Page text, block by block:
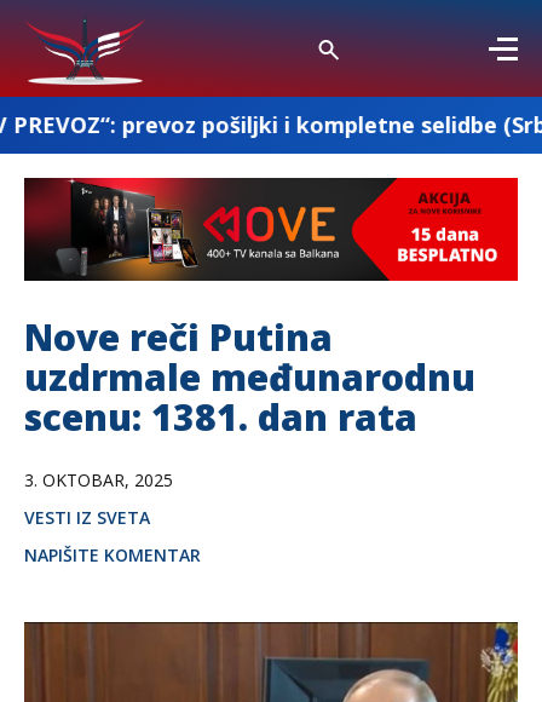
pošiljki i kompletne selidbe (Srbija-
Nove reči Putina
uzdrmale međunarodnu
scenu: 1381. dan rata
3. OKTOBAR, 2025
VESTI IZ SVETA
NAPIŠITE KOMENTAR